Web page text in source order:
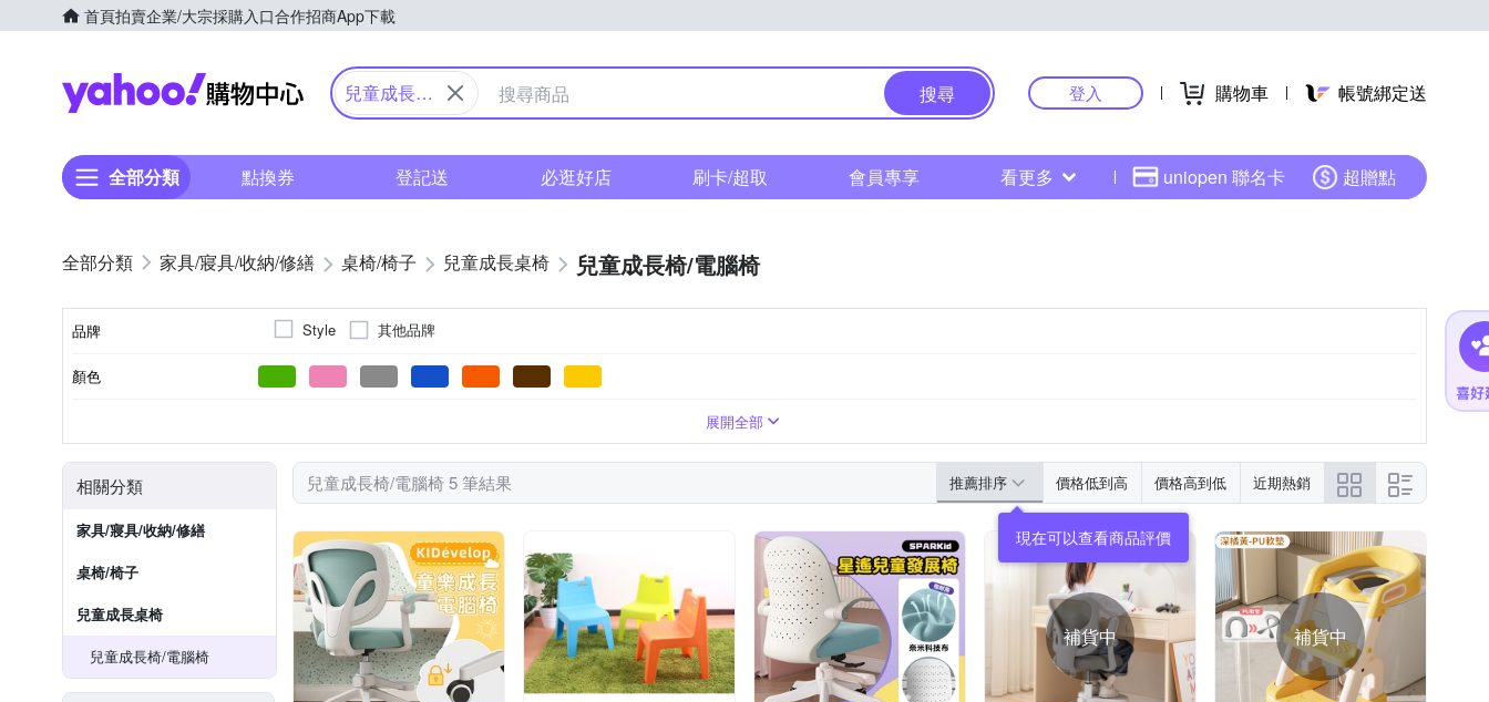
首頁拍賣企業/大宗採購入口合作招商App下載
Yahoo購物中心
兒童成長椅/
搜尋 登入 購物車 帳號綁定送
全部分類 點換券 登記送 必逛好店 刷卡/超取 會員專享 看更多 uniopen 聯名卡 超贈點
家具/寢具/收納/修繕 桌椅/椅子 兒童成長桌椅 兒童成長椅/電腦椅
品牌 Style 其他品牌
顏色
展開全部
相關分類
家具/寢具/收納/修繕
桌椅/椅子
兒童成長桌椅
兒童成長椅/電腦椅
兒童成長椅/電腦椅 5 筆結果 推薦排序 價格低到高 價格高到低 近期熱銷
現在可以查看商品評價
補貨中 補貨中